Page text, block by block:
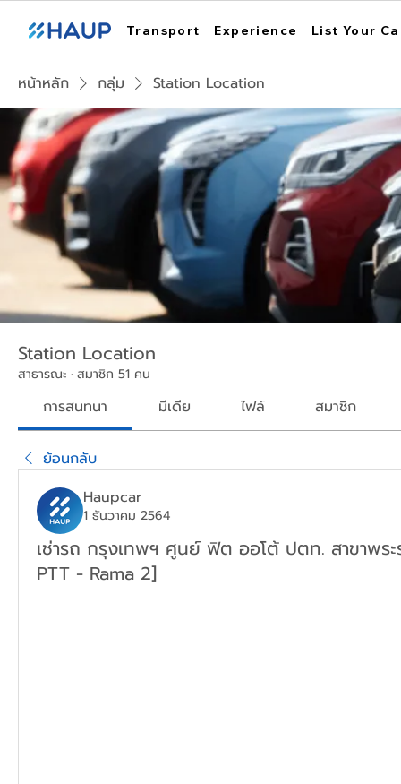
Transport Experience List Your
หน้าหลัก กลุ่ม Station Location
Station Location
สาธารณะ · สมาชิก 51 คน
การสนทนา มีเดีย ไฟล์ สมาชิก
ย้อนกลับ
Haupcar
1 ธันวาคม 2564
เช่ารถ กรุงเทพฯ ศูนย์ ฟิต ออโต้ ปตท. สาขาพร
PTT - Rama 2]